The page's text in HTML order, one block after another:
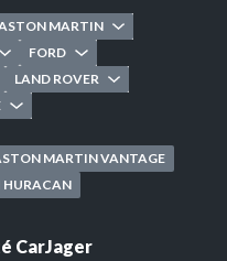
MARTIN
FORD
LAND ROVER
MARTIN VANTAGE
HURACAN
CarJager